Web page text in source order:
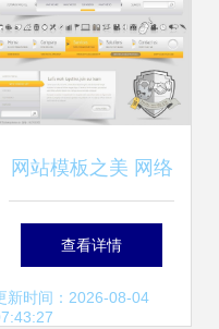
网站模板之美 网络
工程与网页设计的
视觉交响曲
查看详情
新时间：2026-08-04